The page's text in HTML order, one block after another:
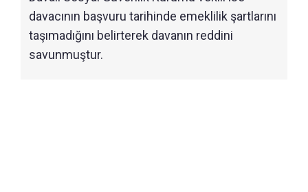
davacının başvuru tarihinde emeklilik şartlarını
taşımadığını belirterek davanın reddini
savunmuştur.